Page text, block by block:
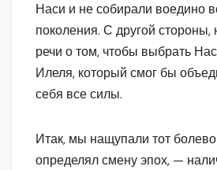
Наси и не собирали воедино
поколения. С другой стороны,
речи о том, чтобы выбрать
Илеля, который смог бы
себя все силы.
Итак, мы нащупали тот
определял смену эпох, —